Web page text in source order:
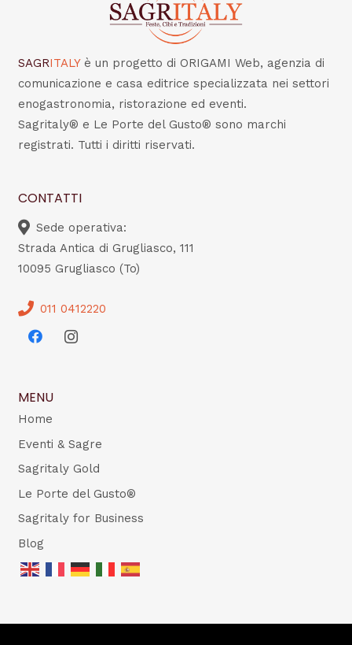
SAGRITALY è un progetto di ORIGAMI Web, agenzia di
comunicazione e casa editrice specializzata nei settori
enogastronomia, ristorazione ed eventi.
Sagritaly® e Le Porte del Gusto® sono marchi
registrati. Tutti i diritti riservati.
CONTATTI
Sede operativa:
Strada Antica di Grugliasco, 111
10095 Grugliasco (To)
011 0412220
MENU
Home
Eventi & Sagre
Sagritaly Gold
Le Porte del Gusto®
Sagritaly for Business
Blog